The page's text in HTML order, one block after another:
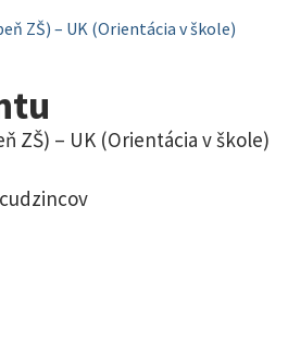
ZŠ) – UK (Orientácia v škole)
ZŠ) – UK (Orientácia v škole)